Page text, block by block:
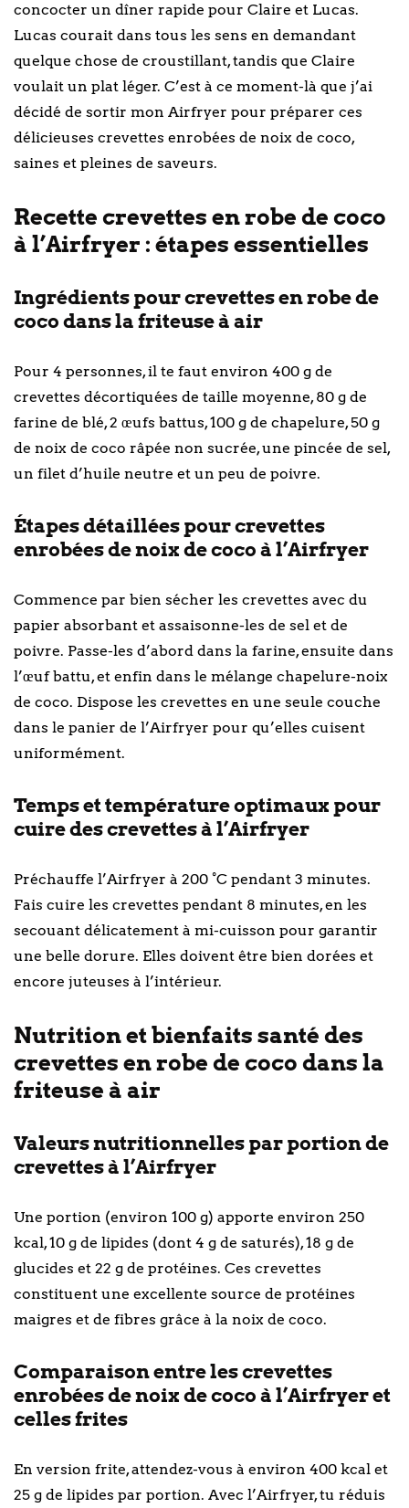
concocter un dîner rapide pour Claire et Lucas.
Lucas courait dans tous les sens en demandant
quelque chose de croustillant, tandis que Claire
voulait un plat léger. C’est à ce moment-là que j’ai
décidé de sortir mon Airfryer pour préparer ces
délicieuses crevettes enrobées de noix de coco,
saines et pleines de saveurs.
Recette crevettes en robe de coco
à l’Airfryer : étapes essentielles
Ingrédients pour crevettes en robe de
coco dans la friteuse à air
Pour 4 personnes, il te faut environ 400 g de
crevettes décortiquées de taille moyenne, 80 g de
farine de blé, 2 œufs battus, 100 g de chapelure, 50 g
de noix de coco râpée non sucrée, une pincée de sel,
un filet d’huile neutre et un peu de poivre.
Étapes détaillées pour crevettes
enrobées de noix de coco à l’Airfryer
Commence par bien sécher les crevettes avec du
papier absorbant et assaisonne-les de sel et de
poivre. Passe-les d’abord dans la farine, ensuite dans
l’œuf battu, et enfin dans le mélange chapelure-noix
de coco. Dispose les crevettes en une seule couche
dans le panier de l’Airfryer pour qu’elles cuisent
uniformément.
Temps et température optimaux pour
cuire des crevettes à l’Airfryer
Préchauffe l’Airfryer à 200 °C pendant 3 minutes.
Fais cuire les crevettes pendant 8 minutes, en les
secouant délicatement à mi-cuisson pour garantir
une belle dorure. Elles doivent être bien dorées et
encore juteuses à l’intérieur.
Nutrition et bienfaits santé des
crevettes en robe de coco dans la
friteuse à air
Valeurs nutritionnelles par portion de
crevettes à l’Airfryer
Une portion (environ 100 g) apporte environ 250
kcal, 10 g de lipides (dont 4 g de saturés), 18 g de
glucides et 22 g de protéines. Ces crevettes
constituent une excellente source de protéines
maigres et de fibres grâce à la noix de coco.
Comparaison entre les crevettes
enrobées de noix de coco à l’Airfryer et
celles frites
En version frite, attendez-vous à environ 400 kcal et
25 g de lipides par portion. Avec l’Airfryer, tu réduis